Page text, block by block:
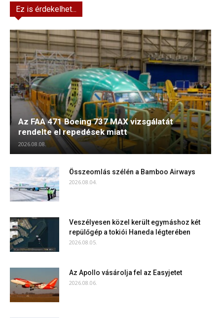
Ez is érdekelhet...
Az FAA 471 Boeing 737 MAX vizsgálatát
rendelte el repedések miatt
2026.08.08.
Összeomlás szélén a Bamboo Airways
2026.08.04.
Veszélyesen közel került egymáshoz két
repülőgép a tokiói Haneda légterében
2026.08.05.
Az Apollo vásárolja fel az Easyjetet
2026.08.06.